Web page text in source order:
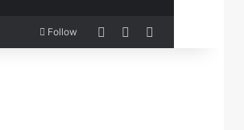
Follow Log InRandom Article